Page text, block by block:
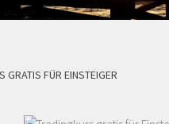
GRATIS FÜR EINSTEIGER